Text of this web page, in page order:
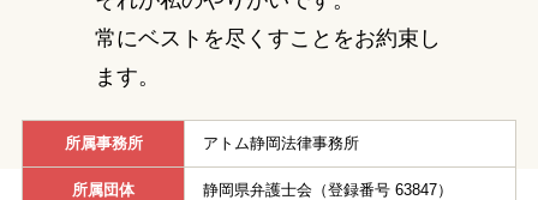
弁護士紹介
弁護士費用
アクセス
常にベストを尽くすことをお約束し
ます。
所属事務所 アトム静岡法律事務所
所属団体 静岡県弁護士会（登録番号 63847）